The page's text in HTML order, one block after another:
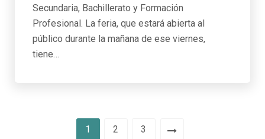
Secundaria, Bachillerato y Formación
Profesional. La feria, que estará abierta al
público durante la mañana de ese viernes,
tiene…
1 2 3